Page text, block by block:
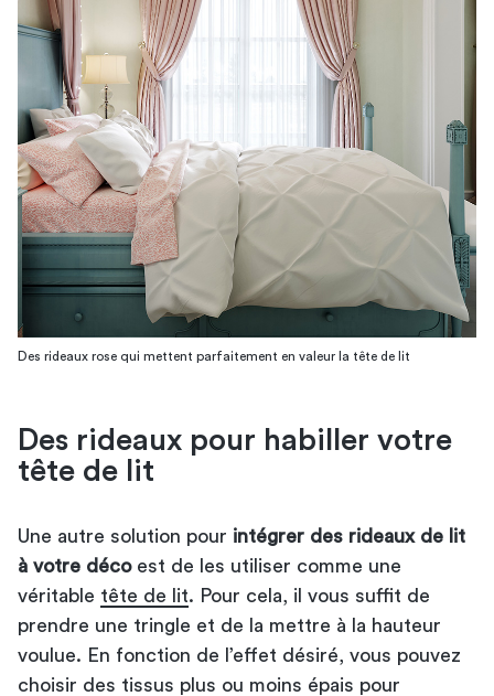
Des rideaux rose qui mettent parfaitement en valeur la tête de lit
Des rideaux pour habiller votre
tête de lit
Une autre solution pour intégrer des rideaux de lit
à votre décoest de les utiliser comme une
véritable tête de lit. Pour cela, il vous suffit de
prendre une tringle et de la mettre à la hauteur
voulue. En fonction de l’effet désiré, vous pouvez
choisir des tissus plus ou moins épais pour